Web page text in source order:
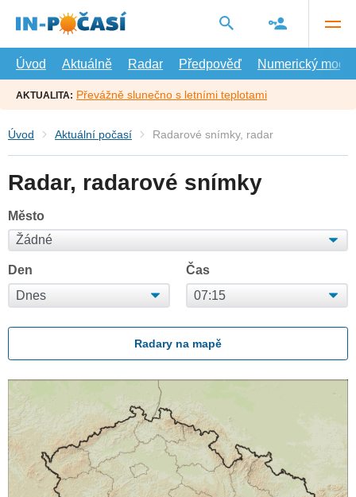
hlavní
Úvod
Aktuálně Radar Předpověď Numerický model
AKTUALITA: Převážně slunečno s letními teplotami
Úvod Aktuální počasí Radarové snímky, radar
Radar, radarové snímky
Město
Den Čas
Radary na mapě